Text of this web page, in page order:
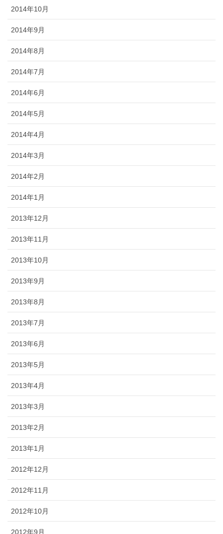
2014年10月
2014年9月
2014年8月
2014年7月
2014年6月
2014年5月
2014年4月
2014年3月
2014年2月
2014年1月
2013年12月
2013年11月
2013年10月
2013年9月
2013年8月
2013年7月
2013年6月
2013年5月
2013年4月
2013年3月
2013年2月
2013年1月
2012年12月
2012年11月
2012年10月
2012年9月